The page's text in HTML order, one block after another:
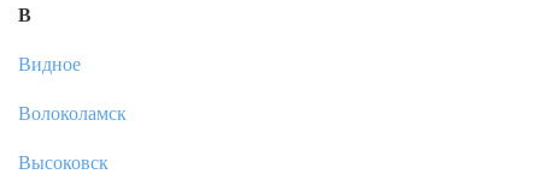
В
Видное
Волоколамск
Высоковск